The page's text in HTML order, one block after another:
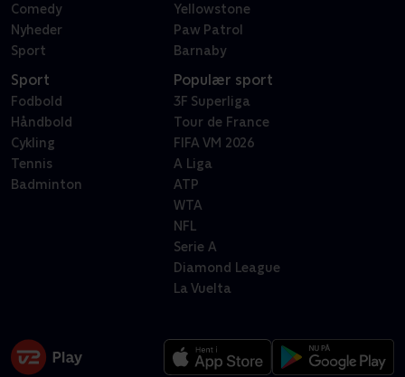
Comedy
Nyheder
Sport
Yellowstone
Paw Patrol
Barnaby
Sport
Fodbold
Håndbold
Cykling
Tennis
Badminton
Populær sport
3F Superliga
Tour de France
FIFA VM 2026
A Liga
ATP
WTA
NFL
Serie A
Diamond League
La Vuelta